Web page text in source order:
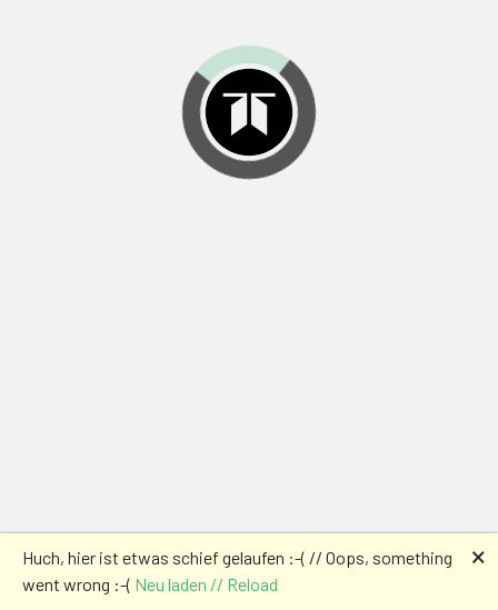
Huch, hier ist etwas schief gelaufen :-( // Oops, something
went wrong :-( Neu laden // Reload
🗙